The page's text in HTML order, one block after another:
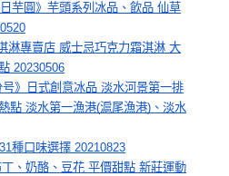
芋圓》芋頭系列冰品、飲品 仙草
淋專賣店 威士忌巧克力霜淇淋 大
20230506
》日式創意冰品 淡水河景第一排
點 淡水第一漁港(滬尾漁港)、淡水
種口味選擇 20210823
、奶酪、豆花 平價甜點 新莊運動